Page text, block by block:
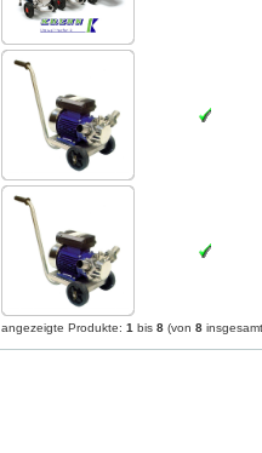
angezeigte Produkte: 1 bis 8 (von 8